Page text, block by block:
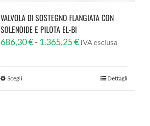
VALVOLA DI SOSTEGNO FLANGIATA CON
SOLENOIDE E PILOTA EL-BI
686,30€- 1.365,25€Fascia
IVA esclusa
Scegli Dettagli